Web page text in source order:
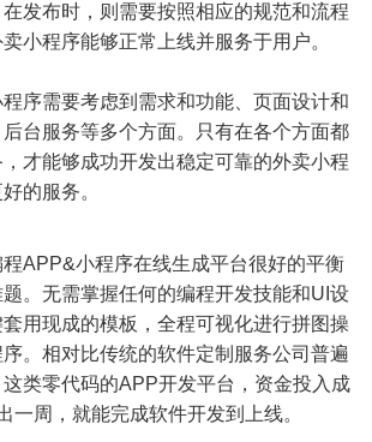
发布时，则需要按照相应的规范和流程
小程序能够正常上线并服务于用户。
序需要考虑到需求和功能、页面设计和
台服务等多个方面。只有在各个方面都
才能够成功开发出稳定可靠的外卖小程
的服务。
APP&小程序在线生成平台很好的平衡
。无需掌握任何的编程开发技能和UI设
用现成的模板，全程可视化进行拼图操
。相对比传统的软件定制服务公司普遍
类零代码的APP开发平台，资金投入成
一周，就能完成软件开发到上线。